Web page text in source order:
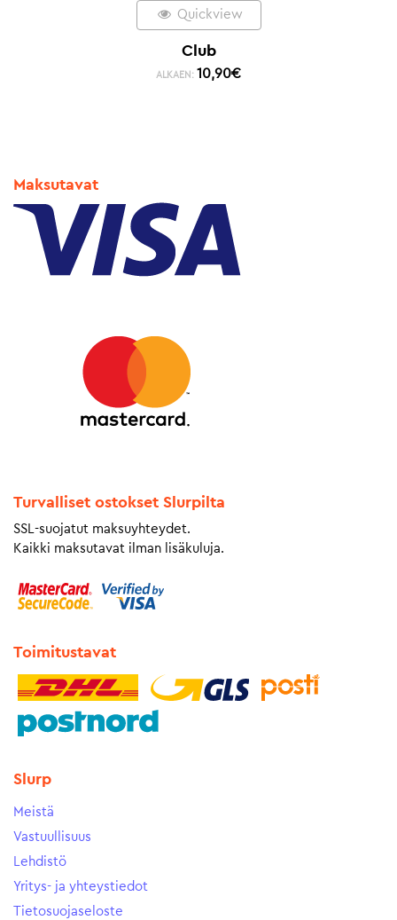
Quickview
Club
ALKAEN: 10,90€
Maksutavat
Turvalliset ostokset Slurpilta
SSL-suojatut maksuyhteydet.
Kaikki maksutavat ilman lisäkuluja.
Toimitustavat
Slurp
Meistä
Vastuullisuus
Lehdistö
Yritys- ja yhteystiedot
Tietosuojaseloste